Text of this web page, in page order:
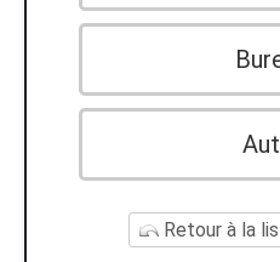
Retour à la